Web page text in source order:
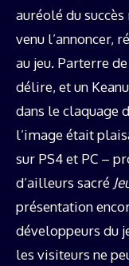
auréolé du
venu l’annoncer,
au jeu. Parterre
délire, et un
dans le claquage
l’image était
sur PS4 et PC –
d’ailleurs sacré
présentation
développeurs du
les visiteurs ne